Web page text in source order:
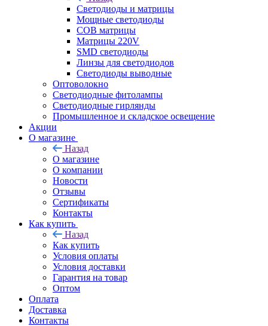
Светодиоды и матрицы
Мощные светодиоды
COB матрицы
Матрицы 220V
SMD светодиоды
Линзы для светодиодов
Светодиоды выводные
Оптоволокно
Светодиодные фитолампы
Светодиодные гирлянды
Промышленное и складское освещение
Акции
О магазине
Назад
О магазине
О компании
Новости
Отзывы
Сертификаты
Контакты
Как купить
Назад
Как купить
Условия оплаты
Условия доставки
Гарантия на товар
Оптом
Оплата
Доставка
Контакты